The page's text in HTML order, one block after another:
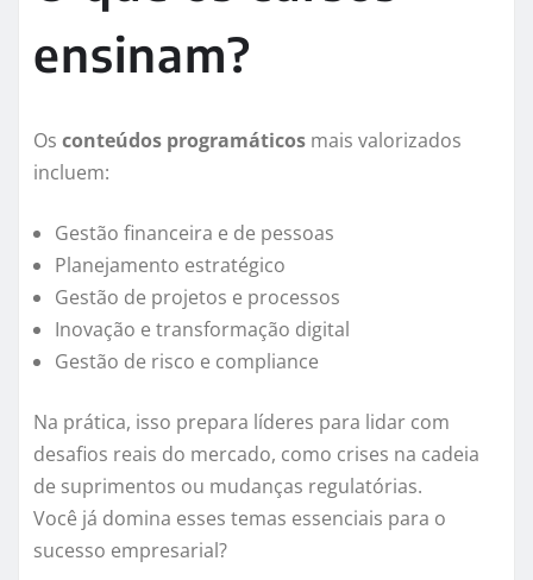
ensinam?
Os conteúdos programáticos mais valorizados
incluem:
Gestão financeira e de pessoas
Planejamento estratégico
Gestão de projetos e processos
Inovação e transformação digital
Gestão de risco e compliance
Na prática, isso prepara líderes para lidar com
desafios reais do mercado, como crises na cadeia
de suprimentos ou mudanças regulatórias.
Você já domina esses temas essenciais para o
sucesso empresarial?